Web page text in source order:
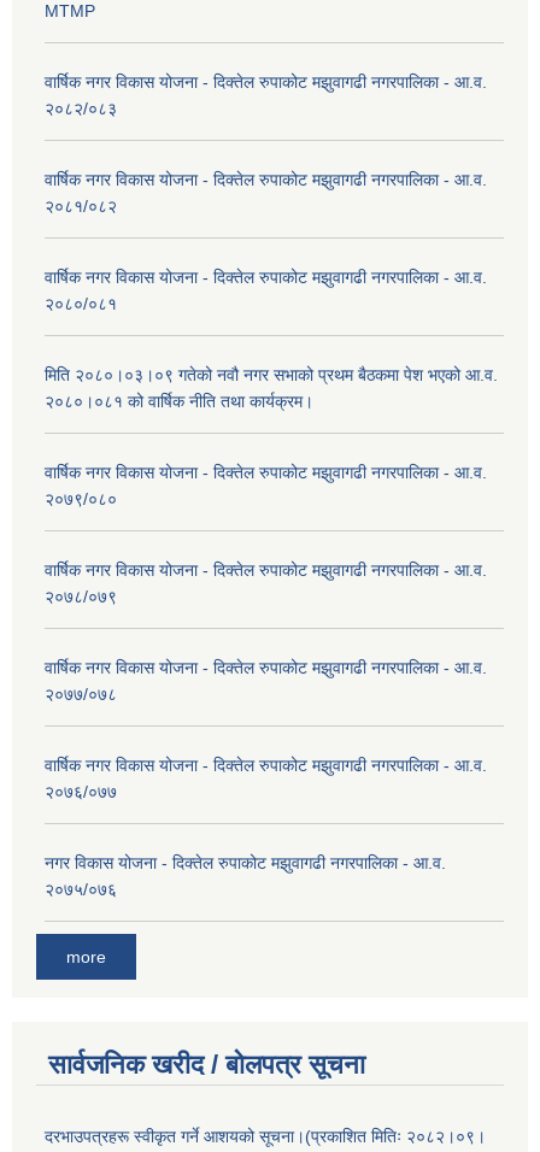
MTMP
वार्षिक नगर विकास योजना - दिक्तेल रुपाकोट मझुवागढी नगरपालिका - आ.व.
२०८२/०८३
वार्षिक नगर विकास योजना - दिक्तेल रुपाकोट मझुवागढी नगरपालिका - आ.व.
२०८१/०८२
वार्षिक नगर विकास योजना - दिक्तेल रुपाकोट मझुवागढी नगरपालिका - आ.व.
२०८०/०८१
मिति २०८०।०३।०९ गतेको नवौ नगर सभाको प्रथम बैठकमा पेश भएको आ.व.
२०८०।०८१ को वार्षिक नीति तथा कार्यक्रम।
वार्षिक नगर विकास योजना - दिक्तेल रुपाकोट मझुवागढी नगरपालिका - आ.व.
२०७९/०८०
वार्षिक नगर विकास योजना - दिक्तेल रुपाकोट मझुवागढी नगरपालिका - आ.व.
२०७८/०७९
वार्षिक नगर विकास योजना - दिक्तेल रुपाकोट मझुवागढी नगरपालिका - आ.व.
२०७७/०७८
वार्षिक नगर विकास योजना - दिक्तेल रुपाकोट मझुवागढी नगरपालिका - आ.व.
२०७६/०७७
नगर विकास योजना - दिक्तेल रुपाकोट मझुवागढी नगरपालिका - आ.व.
२०७५/०७६
more
सार्वजनिक खरीद / बोलपत्र सूचना
दरभाउपत्रहरू स्वीकृत गर्ने आशयको सूचना।(प्रकाशित मितिः २०८२।०९।